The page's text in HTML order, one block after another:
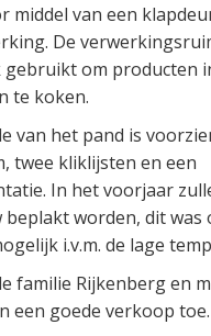
middel van een
De
om producten
te koken.
van het pand is
twee kliklijsten en een
In het voorjaar
worden, dit was
i.v.m. de lage
familie Rijkenberg en
een goede verkoop toe.